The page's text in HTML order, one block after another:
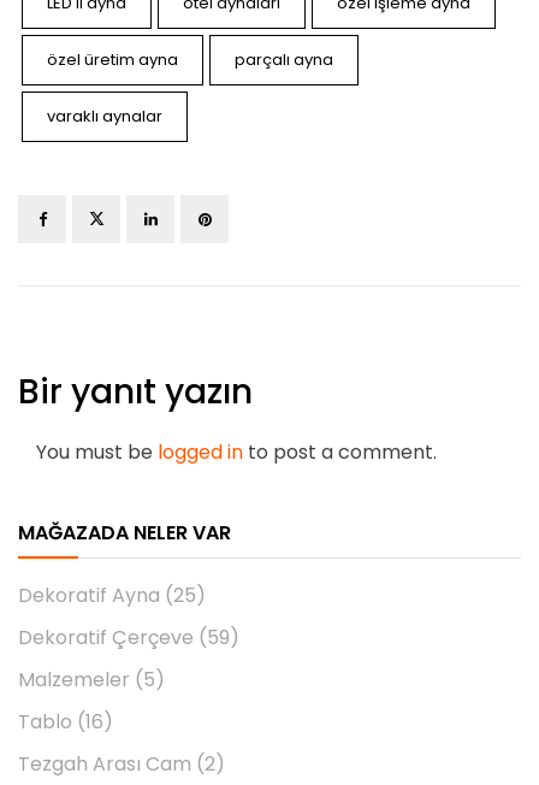
MAĞAZADA NELER VAR
Dekoratif Ayna (25)
Dekoratif Çerçeve (59)
Malzemeler (5)
Tablo (16)
Tezgah Arası Cam (2)
özel üretim ayna parçalı ayna
varaklı aynalar
Bir yanıt yazın
You must be logged in to post a comment.